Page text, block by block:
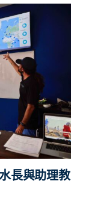
長與助理教